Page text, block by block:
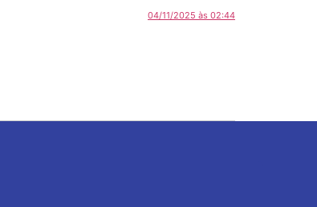
04/11/2025 às 02:44